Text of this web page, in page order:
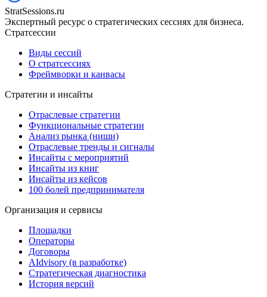
StratSessions.ru
Экспертный ресурс о стратегических сессиях для бизнеса.
Стратсессии
Виды сессий
О стратсессиях
Фреймворки и канвасы
Стратегии и инсайты
Отраслевые стратегии
Функциональные стратегии
Анализ рынка (ниши)
Отраслевые тренды и сигналы
Инсайты с мероприятий
Инсайты из книг
Инсайты из кейсов
100 болей предпринимателя
Организация и сервисы
Площадки
Операторы
Договоры
AIdvisory (в разработке)
Стратегическая диагностика
История версий